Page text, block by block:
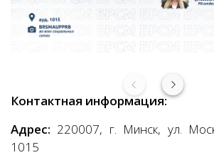
Контактная информация:
Адрес: 220007, г. Минск, ул.
1015